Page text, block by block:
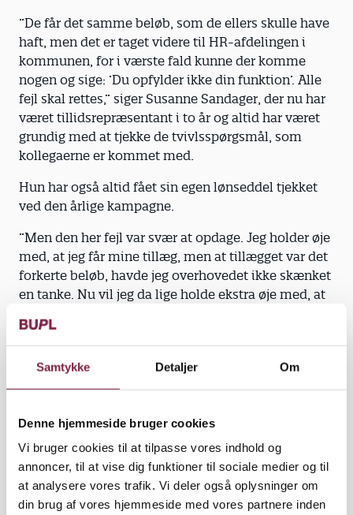
Samtykke Detaljer Om
Denne hjemmeside bruger cookies
Vi bruger cookies til at tilpasse vores indhold og
annoncer, til at vise dig funktioner til sociale medier og til
at analysere vores trafik. Vi deler også oplysninger om
din brug af vores hjemmeside med vores partnere inden
”De får det samme beløb, som de ellers skulle have
haft, men det er taget videre til HR-afdelingen i
kommunen, for i værste fald kunne der komme
nogen og sige: ’Du opfylder ikke din funktion’. Alle
fejl skal rettes,” siger Susanne Sandager, der nu har
været tillidsrepræsentant i to år og altid har været
grundig med at tjekke de tvivlsspørgsmål, som
kollegaerne er kommet med.
Hun har også altid fået sin egen lønseddel tjekket
ved den årlige kampagne.
”Men den her fejl var svær at opdage. Jeg holder øje
med, at jeg får mine tillæg, men at tillægget var det
forkerte beløb, havde jeg overhovedet ikke skænket
en tanke. Nu vil jeg da lige holde ekstra øje med, at